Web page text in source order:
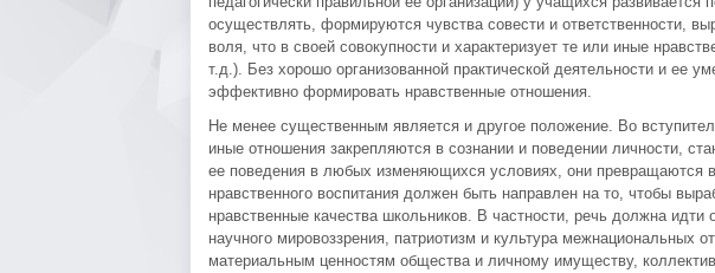
осуществлять, формируются чувства совести и ответственности,
воля, что в своей совокупности и характеризует те или иные
т.д.). Без хорошо организованной практической деятельности и ее
эффективно формировать нравственные отношения.
Не менее существенным является и другое положение. Во
иные отношения закрепляются в сознании и поведении личности,
ее поведения в любых изменяющихся условиях, они превращаются
нравственного воспитания должен быть направлен на то, чтобы
нравственные качества школьников. В частности, речь должна идти
научного мировоззрения, патриотизм и культура межнациональных
материальным ценностям общества и личному имуществу,